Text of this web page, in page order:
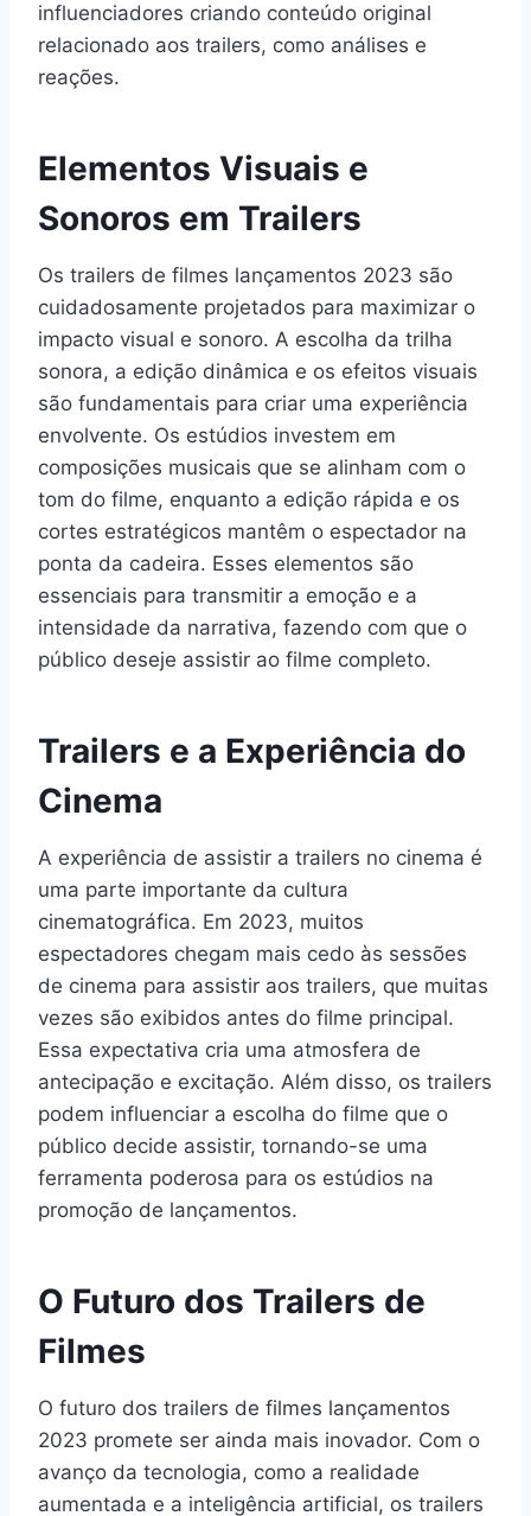
influenciadores criando conteúdo original
relacionado aos trailers, como análises e
reações.
Elementos Visuais e
Sonoros em Trailers
Os trailers de filmes lançamentos 2023 são
cuidadosamente projetados para maximizar o
impacto visual e sonoro. A escolha da trilha
sonora, a edição dinâmica e os efeitos visuais
são fundamentais para criar uma experiência
envolvente. Os estúdios investem em
composições musicais que se alinham com o
tom do filme, enquanto a edição rápida e os
cortes estratégicos mantêm o espectador na
ponta da cadeira. Esses elementos são
essenciais para transmitir a emoção e a
intensidade da narrativa, fazendo com que o
público deseje assistir ao filme completo.
Trailers e a Experiência do
Cinema
A experiência de assistir a trailers no cinema é
uma parte importante da cultura
cinematográfica. Em 2023, muitos
espectadores chegam mais cedo às sessões
de cinema para assistir aos trailers, que muitas
vezes são exibidos antes do filme principal.
Essa expectativa cria uma atmosfera de
antecipação e excitação. Além disso, os trailers
podem influenciar a escolha do filme que o
público decide assistir, tornando-se uma
ferramenta poderosa para os estúdios na
promoção de lançamentos.
O Futuro dos Trailers de
Filmes
O futuro dos trailers de filmes lançamentos
2023 promete ser ainda mais inovador. Com o
avanço da tecnologia, como a realidade
aumentada e a inteligência artificial, os trailers